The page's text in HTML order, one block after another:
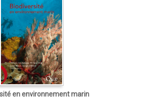
en environnement marin